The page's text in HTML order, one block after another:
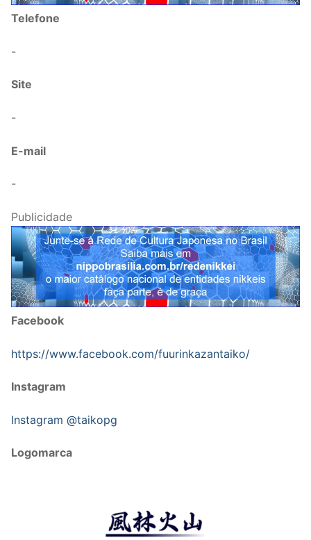
Telefone
-
Site
-
E-mail
-
Publicidade
Facebook
https://www.facebook.com/fuurinkazantaiko/
Instagram
Instagram @taikopg
Logomarca